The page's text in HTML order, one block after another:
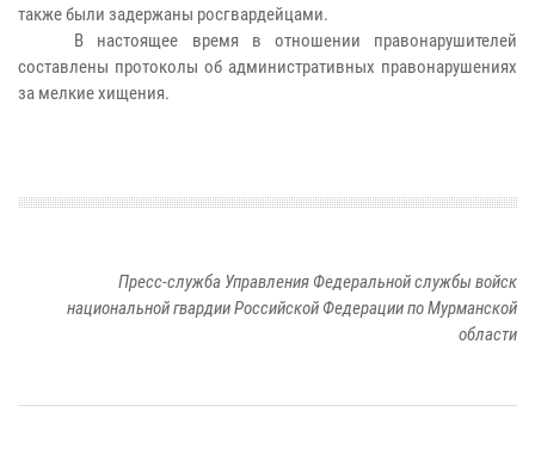
также были задержаны росгвардейцами.
В настоящее время в отношении правонарушителей
составлены протоколы об административных правонарушениях
за мелкие хищения.
Пресс-служба Управления Федеральной службы войск
национальной гвардии Российской Федерации по Мурманской
области